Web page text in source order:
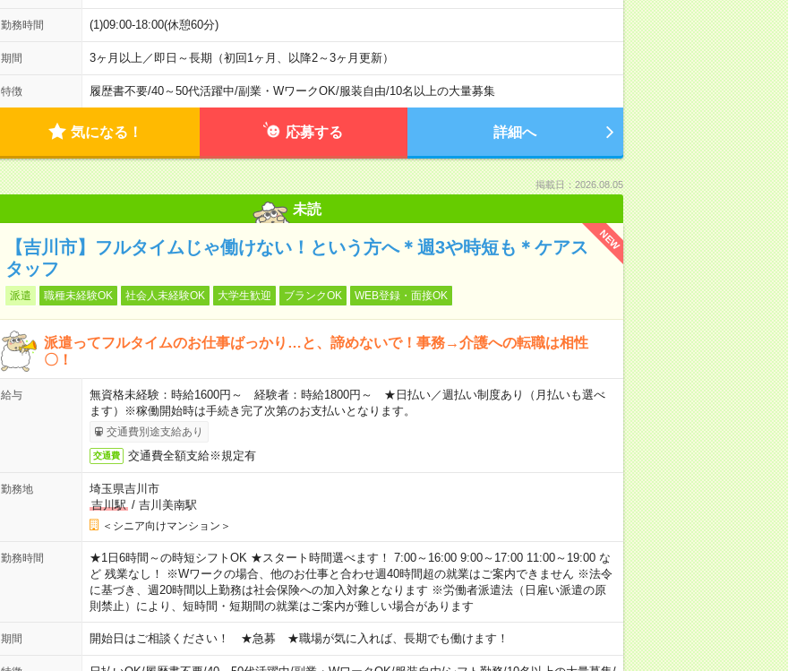
勤務時間 (1)09:00-18:00(休憩60分)
期間 3ヶ月以上／即日～長期（初回1ヶ月、以降2～3ヶ月更新）
特徴 履歴書不要/40～50代活躍中/副業・WワークOK/服装自由/10名以上の大量募集
気になる！ 応募する 詳細へ
掲載日：2026.08.05
未読
NEW
【吉川市】フルタイムじゃ働けない！という方へ＊週3や時短も＊ケアス
タッフ
派遣 職種未経験OK 社会人未経験OK 大学生歓迎 ブランクOK WEB登録・面接OK
派遣ってフルタイムのお仕事ばっかり…と、諦めないで！事務→介護への転職は相性
〇！
給与
無資格未経験：時給1600円～ 経験者：時給1800円～ ★日払い／週払い制度あり（月払いも選べ
ます）※稼働開始時は手続き完了次第のお支払いとなります。
交通費別途支給あり
交通費 交通費全額支給※規定有
勤務地
埼玉県吉川市
吉川駅/ 吉川美南駅
＜シニア向けマンション＞
勤務時間
★1日6時間～の時短シフトOK ★スタート時間選べます！ 7:00～16:00 9:00～17:00 11:00～19:00 な
ど 残業なし！ ※Wワークの場合、他のお仕事と合わせ週40時間超の就業はご案内できません ※法令
に基づき、週20時間以上勤務は社会保険への加入対象となります ※労働者派遣法（日雇い派遣の原
則禁止）により、短時間・短期間の就業はご案内が難しい場合があります
期間 開始日はご相談ください！ ★急募 ★職場が気に入れば、長期でも働けます！